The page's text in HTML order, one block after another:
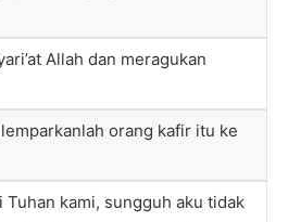
Allah dan meragukan
orang kafir itu ke
kami, sungguh aku tidak